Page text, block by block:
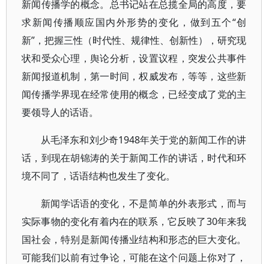
新闻传播学的概念。总书记站在总揽全局的高度，要
求新闻传播顺应国内外形势的变化，做到五个“创
新”，把握三性（时代性、规律性、创新性），研究现
状和受众心理，舆论分析，设置议程，突发公共事件
新闻报道机制，第一时间，权威发布，等等，这些新
闻传播学界现在经常使用的概念，已经变成了党的主
要领导人的话语。
从毛泽东和刘少奇1948年关于党的新闻工作的讲
话，到现在胡锦涛的关于新闻工作的讲话，时代和环
境不同了，话语结构也发生了变化。
新闻学话语的变化，不是简单的外表形式，而与
实际事物的变化有着内在的联系，它反映了30年来我
国社会，特别是新闻传播业结构和形态的巨大变化。
可能我们以前有过争论，可能在这个问题上你对了，